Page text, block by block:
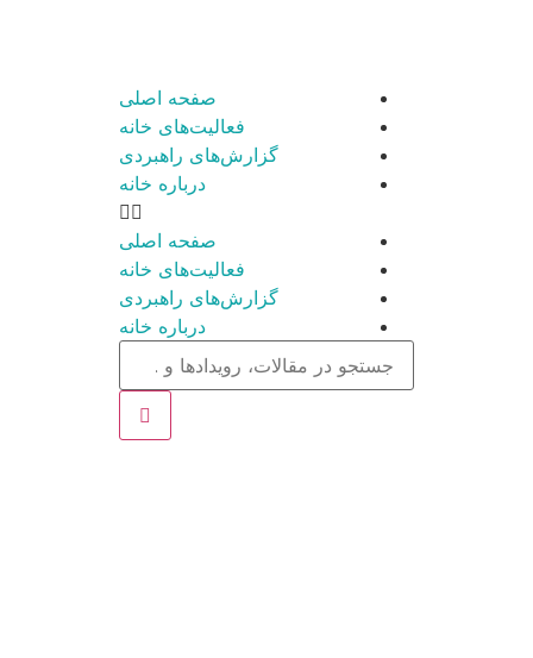
صفحه اصلی
فعالیت‌های خانه
گزارش‌های راهبردی
درباره خانه
صفحه اصلی
فعالیت‌های خانه
گزارش‌های راهبردی
درباره خانه